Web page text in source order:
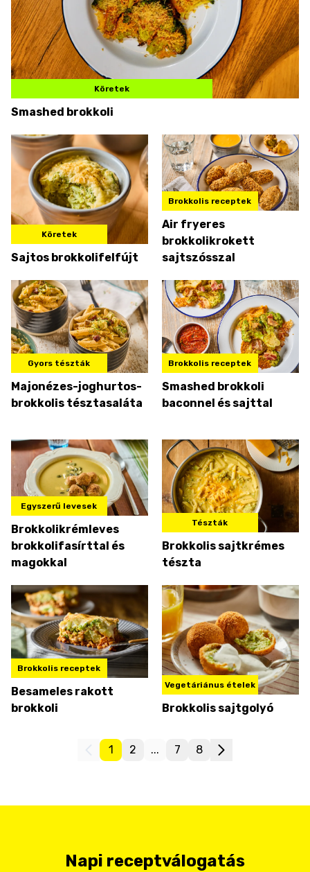
Köretek
Smashed brokkoli
Köretek
Sajtos brokkolifelfújt
Brokkolis receptek
Air fryeres
brokkolikrokett
sajtszósszal
Gyors tészták
Majonézes-joghurtos-
brokkolis tésztasaláta
Brokkolis receptek
Smashed brokkoli
baconnel és sajttal
Egyszerű levesek
Brokkolikrémleves
brokkolifasírttal és
magokkal
Tészták
Brokkolis sajtkrémes
tészta
Brokkolis receptek
Besameles rakott
brokkoli
Vegetáriánus ételek
Brokkolis sajtgolyó
1 2 ... 7 8
Napi receptválogatás